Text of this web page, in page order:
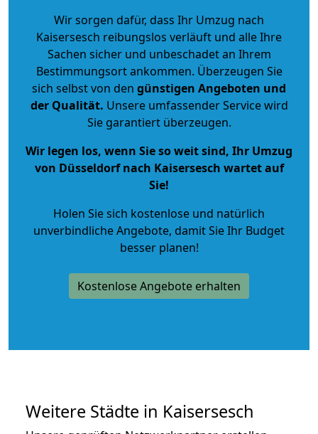
Wir sorgen dafür, dass Ihr Umzug nach
Kaisersesch reibungslos verläuft und alle Ihre
Sachen sicher und unbeschadet an Ihrem
Bestimmungsort ankommen. Überzeugen Sie
sich selbst von den günstigen Angeboten und
der Qualität. Unsere umfassender Service wird
Sie garantiert überzeugen.
Wir legen los, wenn Sie so weit sind, Ihr Umzug
von Düsseldorf nach Kaisersesch wartet auf
Sie!
Holen Sie sich kostenlose und natürlich
unverbindliche Angebote, damit Sie Ihr Budget
besser planen!
Kostenlose Angebote erhalten
Weitere Städte in Kaisersesch